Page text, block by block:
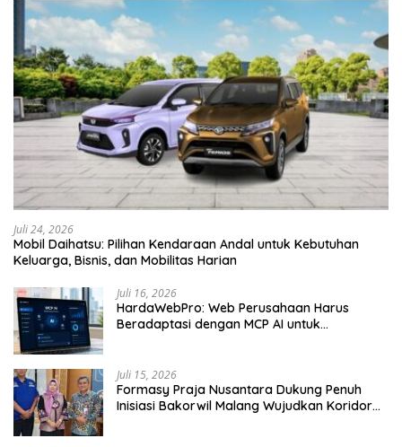
Juli 24, 2026
Mobil Daihatsu: Pilihan Kendaraan Andal untuk Kebutuhan
Keluarga, Bisnis, dan Mobilitas Harian
Juli 16, 2026
HardaWebPro: Web Perusahaan Harus
Beradaptasi dengan MCP AI untuk
Juli 15, 2026
Formasy Praja Nusantara Dukung Penuh
Inisiasi Bakorwil Malang Wujudkan Koridor